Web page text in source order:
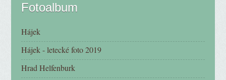
Fotoalbum
Hájek
Hájek - letecké foto 2019
Hrad Helfenburk